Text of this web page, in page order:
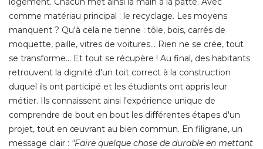
comme matériau principal : le recyclage. Les moyens
manquent ? Qu'à cela ne tienne : tôle, bois, carrés de
moquette, paille, vitres de voitures... Rien ne se crée, tout
se transforme... Et tout se récupère ! Au final, des habitants
retrouvent la dignité d'un toit correct à la construction
duquel ils ont participé et les étudiants ont appris leur
métier. Ils connaissent ainsi l'expérience unique de
comprendre de bout en bout les différentes étapes d'un
projet, tout en œuvrant au bien commun. En filigrane, un
message clair : "Faire quelque chose de durable en mettant